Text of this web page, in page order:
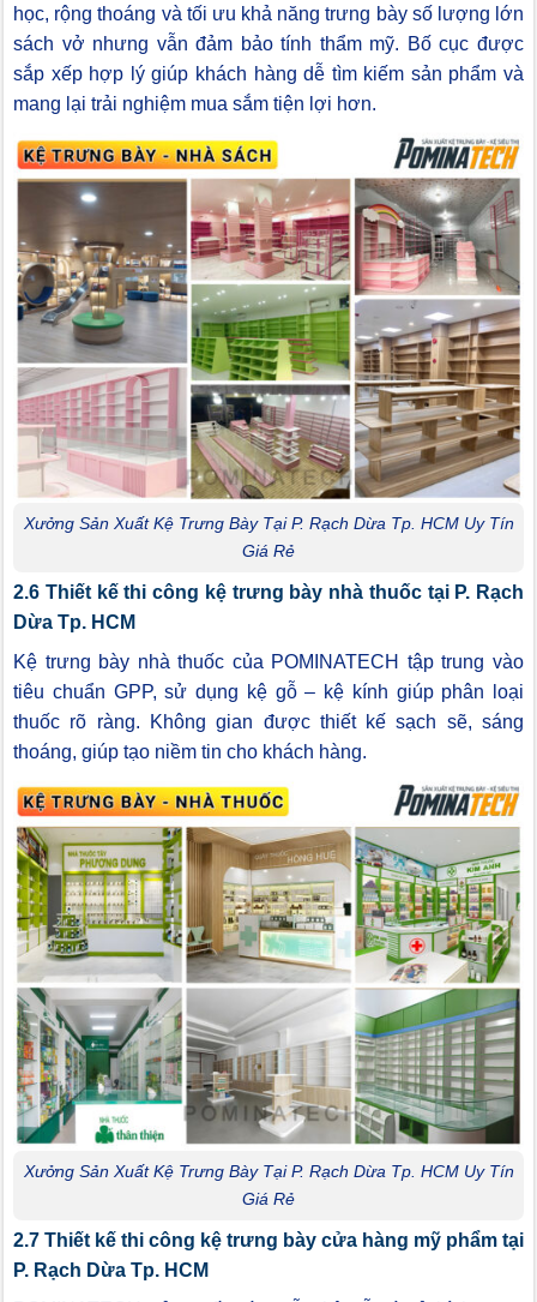
học, rộng thoáng và tối ưu khả năng trưng bày số lượng lớn
sách vở nhưng vẫn đảm bảo tính thẩm mỹ. Bố cục được
sắp xếp hợp lý giúp khách hàng dễ tìm kiếm sản phẩm và
mang lại trải nghiệm mua sắm tiện lợi hơn.
Xưởng Sản Xuất Kệ Trưng Bày Tại P. Rạch Dừa Tp. HCM Uy Tín
Giá Rẻ
2.6 Thiết kế thi công kệ trưng bày nhà thuốc tại P. Rạch
Dừa Tp. HCM
Kệ trưng bày nhà thuốc của POMINATECH tập trung vào
tiêu chuẩn GPP, sử dụng kệ gỗ – kệ kính giúp phân loại
thuốc rõ ràng. Không gian được thiết kế sạch sẽ, sáng
thoáng, giúp tạo niềm tin cho khách hàng.
Xưởng Sản Xuất Kệ Trưng Bày Tại P. Rạch Dừa Tp. HCM Uy Tín
Giá Rẻ
2.7 Thiết kế thi công kệ trưng bày cửa hàng mỹ phẩm tại
P. Rạch Dừa Tp. HCM